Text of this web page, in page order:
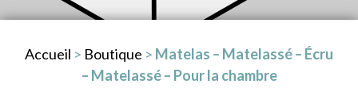
Accueil > Boutique > Matelas – Matelassé – Écru
– Matelassé – Pour la chambre